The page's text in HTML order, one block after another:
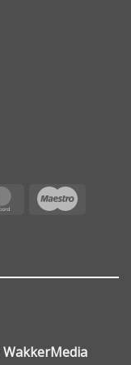
MasterCard
WakkerMedia